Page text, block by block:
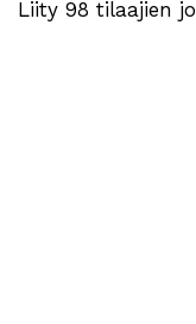
Liity 98 tilaajien